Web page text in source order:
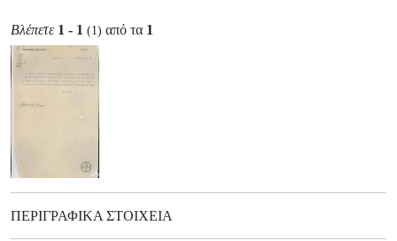
Βλέπετε 1 - 1 (1) από τα 1
ΠΕΡΙΓΡΑΦΙΚΆ ΣΤΟΙΧΕΊΑ